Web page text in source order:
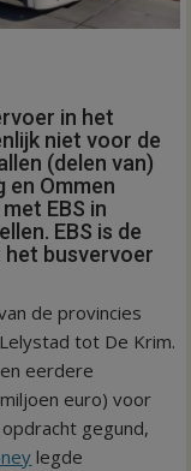
in het
niet voor de
(delen van)
en Ommen
EBS in
EBS is de
het busvervoer
de provincies
tot De Krim.
eerdere
euro) voor
gegund,
legde